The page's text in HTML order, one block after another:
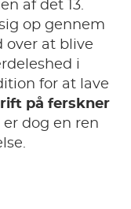
af det 13.
op gennem
over at blive
i
for at lave
på ferskner
er dog en ren